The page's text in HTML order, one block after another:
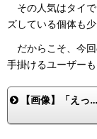
その人気はタイで
ズしている個体も
だからこそ、今回
手掛けるユーザー
【画像】「えっ